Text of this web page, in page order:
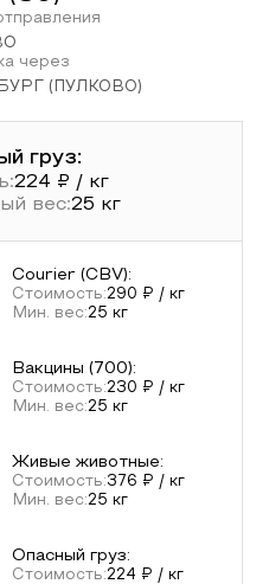
через
(ПУЛКОВО)
груз:
224 ₽ / кг
вес:25 кг
Courier (CBV):
Стоимость:290 ₽ / кг
Мин. вес:25 кг
Вакцины (700):
Стоимость:230 ₽ / кг
Мин. вес:25 кг
Живые животные:
Стоимость:376 ₽ / кг
Мин. вес:25 кг
Опасный груз:
Стоимость:224 ₽ / кг